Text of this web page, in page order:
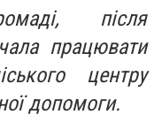
після
працювати
центру
допомоги.